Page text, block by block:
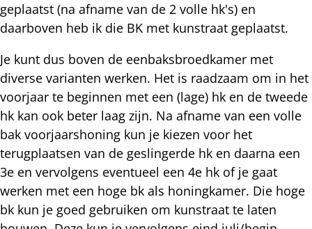
geplaatst (na afname van de 2 volle hk's) en
daarboven heb ik die BK met kunstraat geplaatst.
Je kunt dus boven de eenbaksbroedkamer met
diverse varianten werken. Het is raadzaam om in het
voorjaar te beginnen met een (lage) hk en de tweede
hk kan ook beter laag zijn. Na afname van een volle
bak voorjaarshoning kun je kiezen voor het
terugplaatsen van de geslingerde hk en daarna een
3e en vervolgens eventueel een 4e hk of je gaat
werken met een hoge bk als honingkamer. Die hoge
bk kun je goed gebruiken om kunstraat te laten